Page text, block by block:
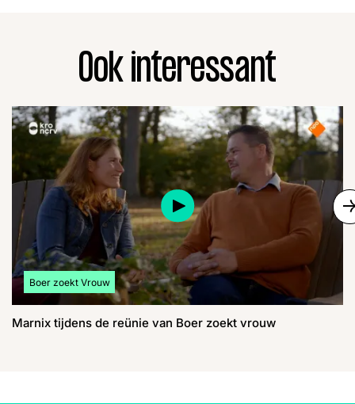
Ook interessant
Bekijk meer artikelen over:
Boer zoekt Vrouw
Marnix tijdens de reünie van Boer zoekt vrouw